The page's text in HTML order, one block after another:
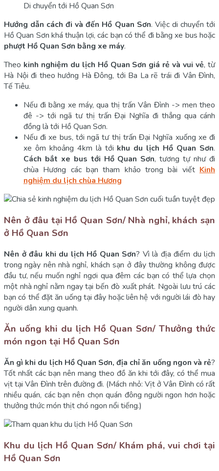
Di chuyển tới Hồ Quan Sơn
Hướng dẫn cách đi và đến Hồ Quan Sơn. Việc di chuyển tới
Hồ Quan Sơn khá thuận lợi, các bạn có thể đi bằng xe bus hoặc
phượt Hồ Quan Sơn bằng xe máy.
Theo kinh nghiệm du lịch Hồ Quan Sơn giá rẻ và vui vẻ, từ
Hà Nội đi theo hướng Hà Đông, tới Ba La rẽ trái đi Vân Đình,
Tế Tiêu.
Nếu đi bằng xe máy, qua thị trấn Vân Đình -> men theo
đê -> tới ngã tư thị trấn Đại Nghĩa đi thẳng qua cánh
đồng là tới Hồ Quan Sơn.
Nếu đi xe bus, tới ngã tư thị trấn Đại Nghĩa xuống xe đi
xe ôm khoảng 4km là tới khu du lịch Hồ Quan Sơn.
Cách bắt xe bus tới Hồ Quan Sơn, tương tự như đi
chùa Hương các bạn tham khảo trong bài viết Kinh
nghiệm du lịch chùa Hương
Nên ở đâu tại Hồ Quan Sơn/ Nhà nghỉ, khách sạn
ở Hồ Quan Sơn
Nên ở đâu khi du lịch Hồ Quan Sơn? Vì là địa điểm du lịch
trong ngày nên nhà nghỉ, khách sạn ở đây thường không được
đầu tư, nếu muốn nghỉ ngơi qua đêm các bạn có thể lựa chọn
một nhà nghỉ nằm ngay tại bến đò xuất phát. Ngoài lưu trú các
bạn có thể đặt ăn uống tại đây hoặc liên hệ với người lái đò hay
người dân xung quanh.
Ăn uống khi du lịch Hồ Quan Sơn/ Thưởng thức
món ngon tại Hồ Quan Sơn
Ăn gì khi du lịch Hồ Quan Sơn, địa chỉ ăn uống ngon và rẻ?
Tốt nhất các bạn nên mang theo đồ ăn khi tới đây, có thể mua
vịt tại Vân Đình trên đường đi. (Mách nhỏ: Vịt ở Vân Đình có rất
nhiều quán, các bạn nên chọn quán đông người ngon hơn hoặc
thưởng thức món thịt chó ngon nổi tiếng.)
Khu du lịch Hồ Quan Sơn/ Khám phá, vui chơi tại
Hồ Quan Sơn